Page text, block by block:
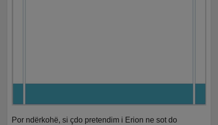
Por ndërkohë, si çdo pretendim i Erion ne sot do